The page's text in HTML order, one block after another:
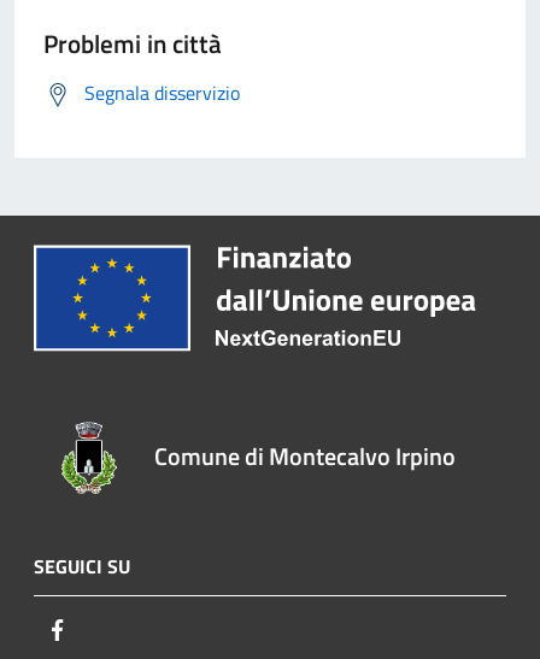
Problemi in città
Segnala disservizio
Comune di Montecalvo Irpino
SEGUICI SU